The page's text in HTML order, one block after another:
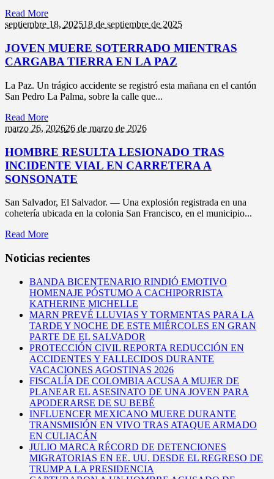
Read More
septiembre 18, 202518 de septiembre de 2025
JOVEN MUERE SOTERRADO MIENTRAS
CARGABA TIERRA EN LA PAZ
La Paz. Un trágico accidente se registró esta mañana en el cantón
San Pedro La Palma, sobre la calle que...
Read More
marzo 26, 202626 de marzo de 2026
HOMBRE RESULTA LESIONADO TRAS
INCIDENTE VIAL EN CARRETERA A
SONSONATE
San Salvador, El Salvador. — Una explosión registrada en una
cohetería ubicada en la colonia San Francisco, en el municipio...
Read More
Noticias recientes
BANDA BICENTENARIO RINDIÓ EMOTIVO
HOMENAJE PÓSTUMO A CACHIPORRISTA
KATHERINE MICHELLE
MARN PREVÉ LLUVIAS Y TORMENTAS PARA LA
TARDE Y NOCHE DE ESTE MIÉRCOLES EN GRAN
PARTE DE EL SALVADOR
PROTECCIÓN CIVIL REPORTA REDUCCIÓN EN
ACCIDENTES Y FALLECIDOS DURANTE
VACACIONES AGOSTINAS 2026
FISCALÍA DE COLOMBIA ACUSA A MUJER DE
PLANEAR EL ASESINATO DE UNA JOVEN PARA
APODERARSE DE SU BEBÉ
INFLUENCER MEXICANO MUERE DURANTE
TRANSMISIÓN EN VIVO TRAS ATAQUE ARMADO
EN CULIACÁN
JULIO MARCA RÉCORD DE DETENCIONES
MIGRATORIAS EN EE. UU. DESDE EL REGRESO DE
TRUMP A LA PRESIDENCIA